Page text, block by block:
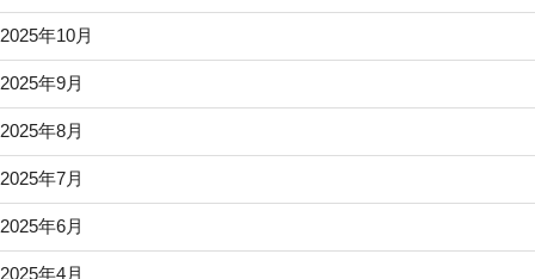
2025年10月
2025年9月
2025年8月
2025年7月
2025年6月
2025年4月